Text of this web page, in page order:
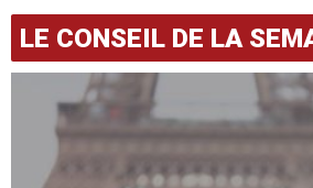
LE CONSEIL DE LA